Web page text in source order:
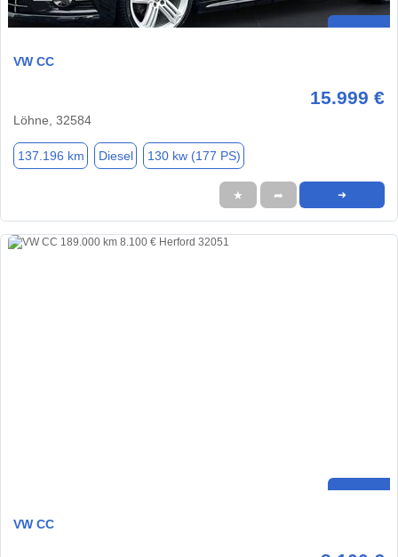
VW CC
15.999 €
Löhne, 32584
137.196 km Diesel 130 kw (177 PS)
★ ➦ ➜
VW CC